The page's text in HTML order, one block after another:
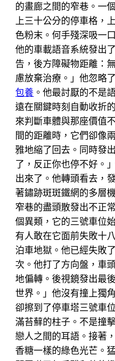
的畫廊之間的窄巷。一
上三十公分的停車格，
色粉末。何手殘深吸一
他的車載語音系統發出
告，後方障礙物距離：
慮放棄治療。」他忽略
包養 。他最討厭的不是
遠在關鍵時刻自動收折
來判斷車體與那座價值
間的距離時，它們卻像
雅地縮了回去。同時發
了，反正你也停不好。
出來了。他轉頭看去，
著鏽跡斑斑鐵網的多層
窄巷的盡頭散發出不正
個異類，它的三號車位
有人敢在它面前失敗十
泊車地獄。他已經失敗
次。他打了方向盤，車
地偏轉。後視鏡發出最
世界。」他沒有撞上獨
卻擦到了停車塔三號車
滿苔蘚的柱子。不是撞
戀人之間的耳語。接著
香糖一樣的綠色光芒。